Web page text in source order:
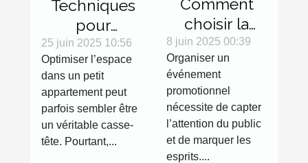
Techniques
pour
maximiser
l'espace dans
les petits
appartements
25 juin 2025 10:56
Optimiser l’espace
dans un petit
appartement peut
parfois sembler être
un véritable casse-
tête. Pourtant,...
Comment
choisir la
meilleure
structure
gonflable
pour votre
événement
promotionnel
8 juin 2025 00:39
Organiser un
événement
promotionnel
nécessite de capter
l’attention du public
et de marquer les
esprits....